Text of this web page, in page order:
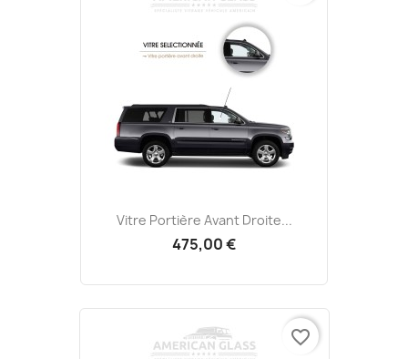
Vitre Portière Avant Droite...
475,00 €
favorite_border